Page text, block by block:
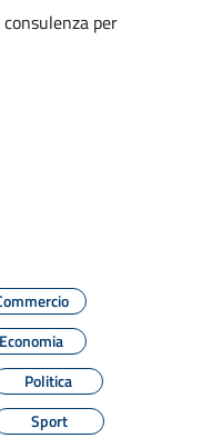
per
Economia
Politica
Sport